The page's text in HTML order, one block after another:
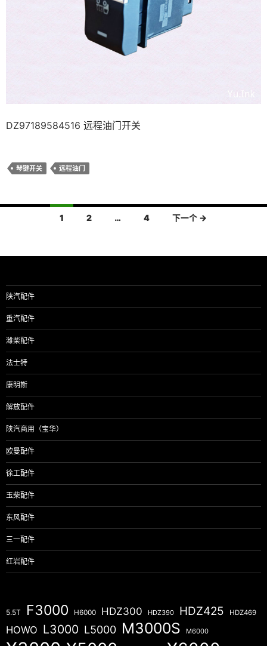
DZ97189584516 远程油门开关
琴键开关 远程油门
导
1 2 … 4 下一个 →
陕汽配件
重汽配件
潍柴配件
法士特
康明斯
解放配件
陕汽商用（宝华）
欧曼配件
徐工配件
玉柴配件
东风配件
三一配件
红岩配件
5.5T F3000 H6000 HDZ300 HDZ390 HDZ425 HDZ469
HOWO L3000 L5000 M3000S M6000